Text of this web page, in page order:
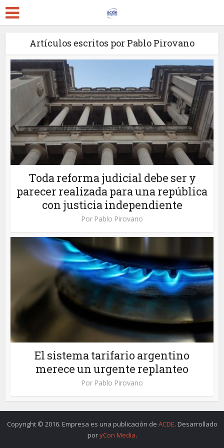
Artículos escritos por Pablo Pirovano
Toda reforma judicial debe ser y
parecer realizada para una república
con justicia independiente
Por Pablo Pirovano
El sistema tarifario argentino
merece un urgente replanteo
Por Pablo Pirovano
Copyright © 2016. Empresa es una publicación de ACDE. Desarrollado
poryCon Media.